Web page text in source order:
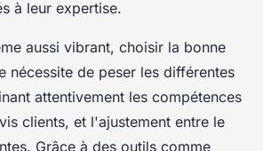
à leur expertise.
aussi vibrant, choisir la bonne
nécessite de peser les différentes
attentivement les compétences
clients, et l'ajustement entre le
Grâce à des outils comme